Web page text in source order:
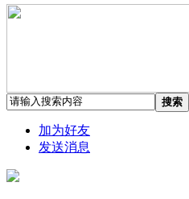
搜索
加为好友
发送消息